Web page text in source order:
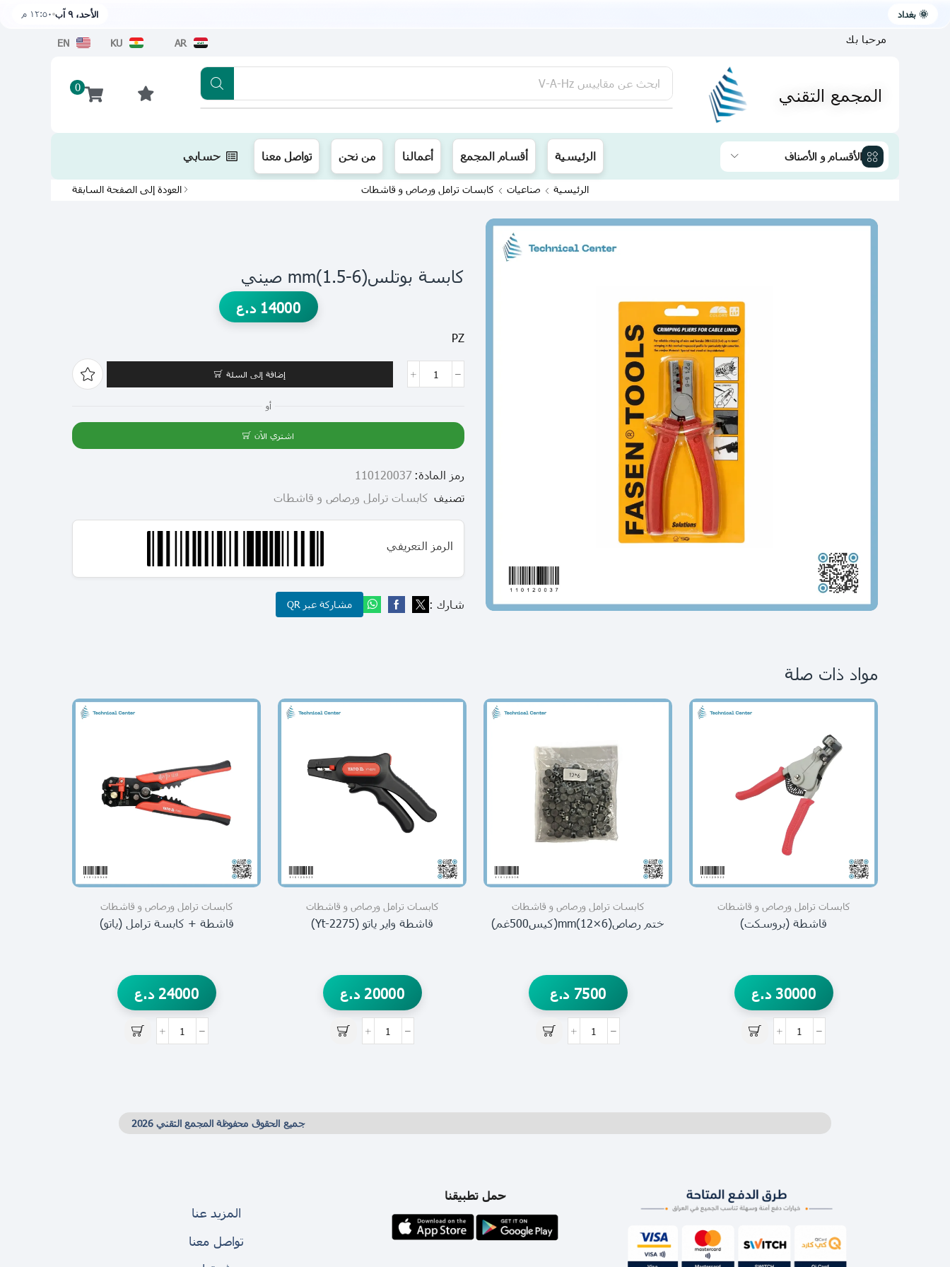
🌞 بغداد الأحد، ٩ آب ١٢:٥٠ م
AR
KU
EN مرحبا بك
المجمع التقني 0 ابحث عن مقاييس V-A-Hz
يتوفر لدينا توصيل الى جميع محافظات العراق تطبيقنا متوفر الآن على متجر أبل اضغط
الأقسام و الأصناف الرئيسية أقسام المجمع أعمالنا من نحن تواصل معنا حسابي
الرئيسية صناعيات كابسات ترامل ورصاص و قاشطات العودة إلى الصفحة السابقة
كابسة بوتلسmm(1.5-6) صيني
14000 د.ع
PZ
إضافة إلى السلة
أو
اشتري الآن
رمز المادة: 110120037
تصنيف كابسات ترامل ورصاص و قاشطات
الرمز التعريفي
شارك : مشاركة عبر QR
مواد ذات صلة
كابسات ترامل ورصاص و قاشطات
قاشطة (بروسكت)
30000 د.ع
كابسات ترامل ورصاص و قاشطات
ختم رصاصmm(12×6)(كيس500غم)
7500 د.ع
كابسات ترامل ورصاص و قاشطات
قاشطة واير ياتو (yt-2275)
20000 د.ع
كابسات ترامل ورصاص و قاشطات
قاشطة + كابسة ترامل (ياتو)
24000 د.ع
جميع الحقوق محفوظة المجمع التقني 2026
حمل تطبيقنا
المزيد عنا
تواصل معنا